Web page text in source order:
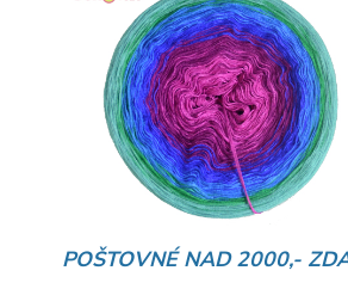
POŠTOVNÉ NAD 2000,-